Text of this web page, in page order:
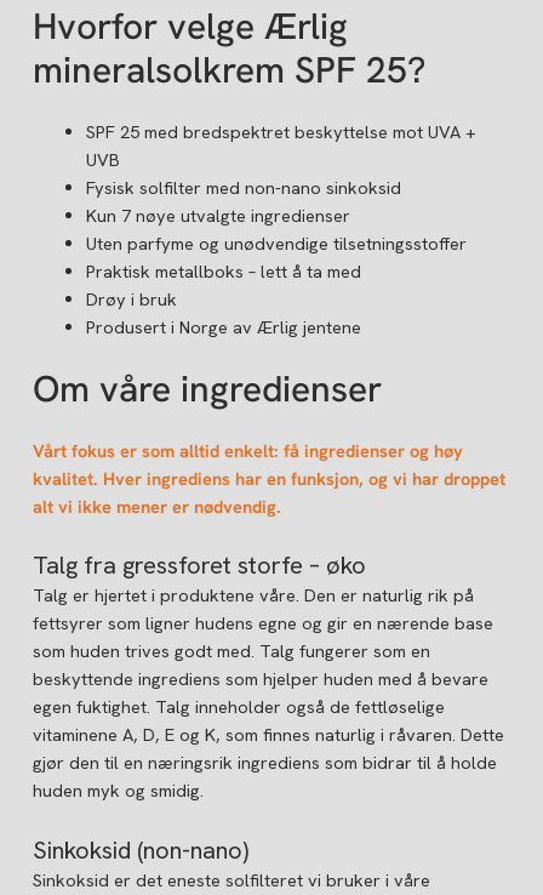
Hvorfor velge Ærlig
mineralsolkrem SPF 25?
SPF 25 med bredspektret beskyttelse mot UVA +
UVB
Fysisk solfilter med non-nano sinkoksid
Kun 7 nøye utvalgte ingredienser
Uten parfyme og unødvendige tilsetningsstoffer
Praktisk metallboks – lett å ta med
Drøy i bruk
Produsert i Norge av Ærlig jentene
Om våre ingredienser
Vårt fokus er som alltid enkelt: få ingredienser og høy
kvalitet. Hver ingrediens har en funksjon, og vi har droppet
alt vi ikke mener er nødvendig.
Talg fra gressforet storfe – øko
Talg er hjertet i produktene våre. Den er naturlig rik på
fettsyrer som ligner hudens egne og gir en nærende base
som huden trives godt med. Talg fungerer som en
beskyttende ingrediens som hjelper huden med å bevare
egen fuktighet. Talg inneholder også de fettløselige
vitaminene A, D, E og K, som finnes naturlig i råvaren. Dette
gjør den til en næringsrik ingrediens som bidrar til å holde
huden myk og smidig.
Sinkoksid (non-nano)
Sinkoksid er det eneste solfilteret vi bruker i våre